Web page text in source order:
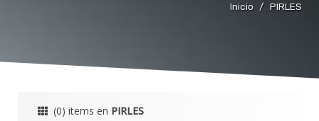
Inicio PIRLES
(0) items en PIRLES